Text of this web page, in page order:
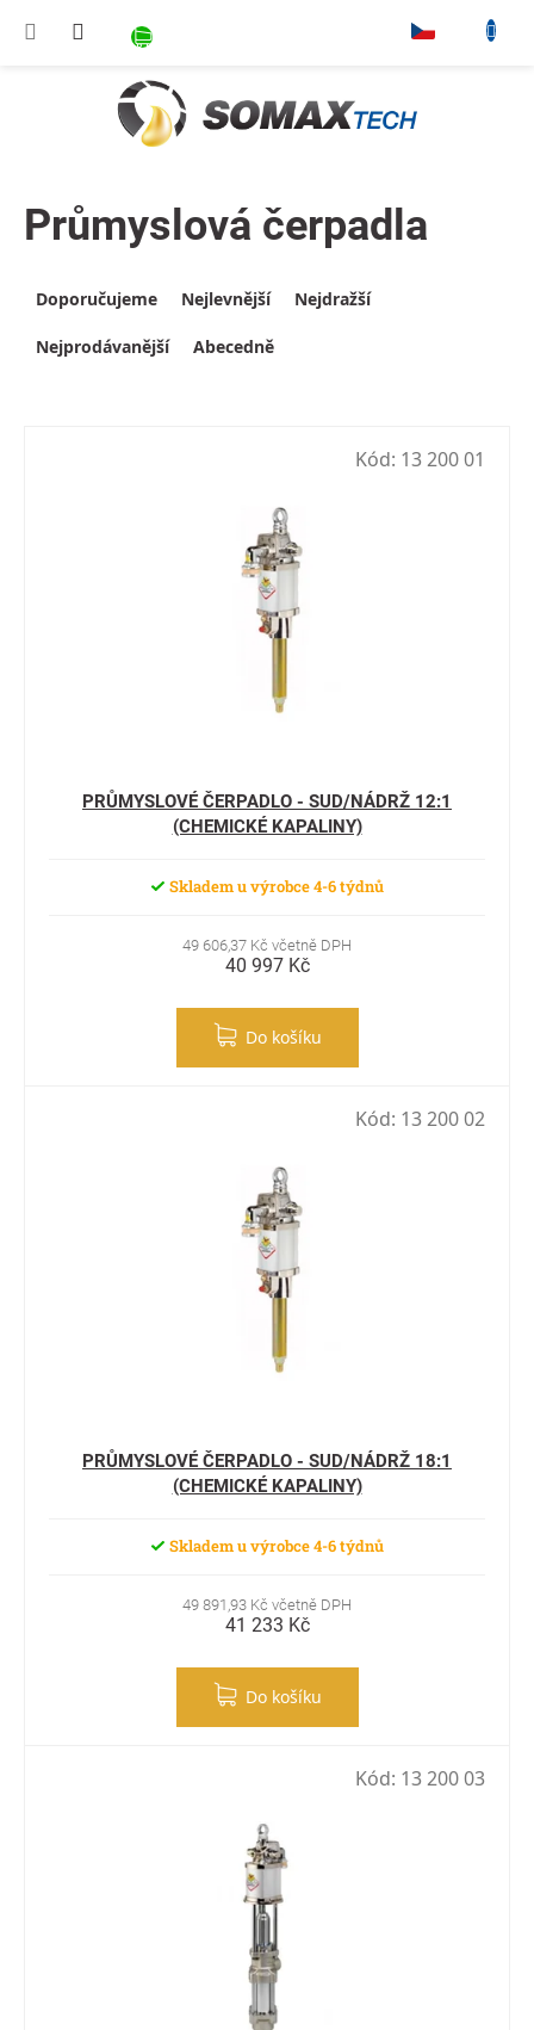
NÁKUPNÍ KOŠÍK
Průmyslová čerpadla
Výpis produktů
Řazení produktů
Doporučujeme Nejlevnější Nejdražší
Nejprodávanější Abecedně
PRŮMYSLOVÉ ČERPADLO - SUD/NÁDRŽ 12:1
(CHEMICKÉ KAPALINY)
Skladem u výrobce 4-6 týdnů
49 606,37 Kč včetně DPH
40 997 Kč
Do košíku
Kód: 13 200 01
PRŮMYSLOVÉ ČERPADLO - SUD/NÁDRŽ 18:1
(CHEMICKÉ KAPALINY)
Skladem u výrobce 4-6 týdnů
49 891,93 Kč včetně DPH
41 233 Kč
Do košíku
Kód: 13 200 02
Kód: 13 200 03